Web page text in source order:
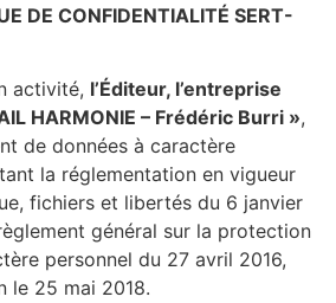
DE CONFIDENTIALITÉ SERT-
activité, l’Éditeur, l’entreprise
HARMONIE – Frédéric Burri »,
de données à caractère
la réglementation en vigueur
fichiers et libertés du 6 janvier
général sur la protection
personnel du 27 avril 2016,
le 25 mai 2018.